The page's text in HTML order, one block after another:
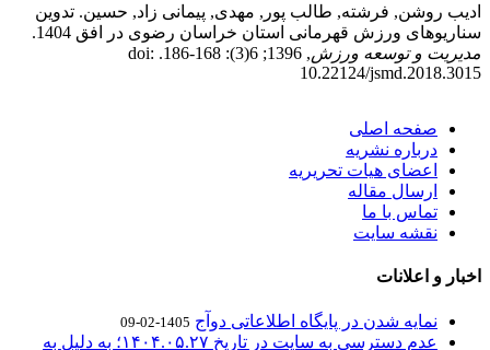
ادیب روشن, فرشته, طالب پور, مهدی, پیمانی زاد, حسین. تدوین
سناریوهای ورزش قهرمانی استان خراسان رضوی در افق 1404.
مدیریت و توسعه ورزش
, 1396; 6(3): 168-186. doi:
10.22124/jsmd.2018.3015
صفحه اصلی
درباره نشریه
اعضای هیات تحریریه
ارسال مقاله
تماس با ما
نقشه سایت
اخبار و اعلانات
نمایه شدن در پایگاه اطلاعاتی دوآج 1405-02-09
عدم دسترسی به سایت در تاریخ ۱۴۰۴.۰۵.۲۷؛ به دلیل به